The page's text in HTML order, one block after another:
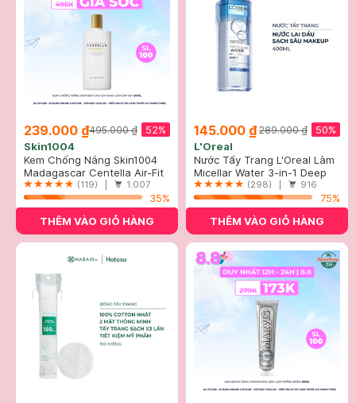
239.000 ₫ 52%
495.000 ₫
Skin1004
Kem Chống Nắng Skin1004
Cho Da Nhạy Cảm SPF 50+
50ml
Madagascar Centella Air-Fit
Suncream Plus SPF50+
PA++++
(119) | 1.007
35%
THÊM VÀO GIỎ HÀNG
145.000 ₫ 50%
289.000 ₫
L'Oreal
Nước Tẩy Trang L'Oreal Làm
Sạch Sâu Trang Điểm 400ml
Micellar Water 3-in-1 Deep
Cleansing Even For Sensitive
Skin
(298) | 916
75%
THÊM VÀO GIỎ HÀNG